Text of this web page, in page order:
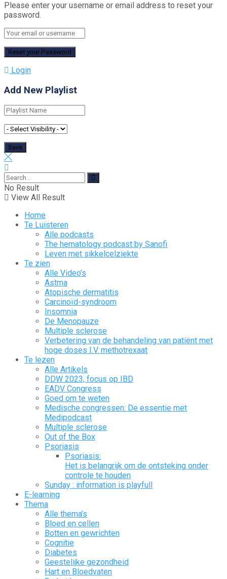
Please enter your username or email address to reset your
password.
Login
Add New Playlist
No Result
View All Result
Home
Te Luisteren
Alle podcasts
The hematology podcast by Sanofi
Leven met sikkelcelziekte
Te zien
Alle Video’s
Astma
Atopische dermatitis
Carcinoïd-syndroom
Insomnia
De Menopauze
Multiple sclerose
Verbetering van de behandeling van patiënt met
hoge doses I.V. methotrexaat
Te lezen
Alle Artikels
DDW 2023, focus op IBD
EADV Congress
Goed om te weten
Medische congressen: De essentie met
Medipodcast
Multiple sclerose
Out of the Box
Psoriasis
Psoriasis:
Het is belangrijk om de ontsteking onder
controle te houden
Sunday : information is playfull
E-learning
Thema
Alle thema’s
Bloed en cellen
Botten en gewrichten
Cognitie
Diabetes
Geestelijke gezondheid
Hart en Bloedvaten